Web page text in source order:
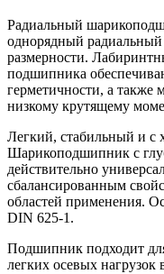
Радиальный
однорядный
размерности.
подшипника
герметичности, а также
низкому крутящему
Легкий, стабильный и с
Шарикоподшипник с
действительно
сбалансированным
областей применения.
DIN 625-1.
Подшипник подходит
легких осевых нагрузок